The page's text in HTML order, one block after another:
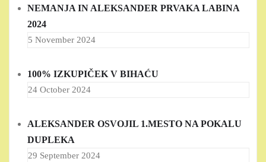
NEMANJA IN ALEKSANDER PRVAKA LABINA
2024
5 November 2024
100% IZKUPIČEK V BIHAĆU
24 October 2024
ALEKSANDER OSVOJIL 1.MESTO NA POKALU
DUPLEKA
29 September 2024